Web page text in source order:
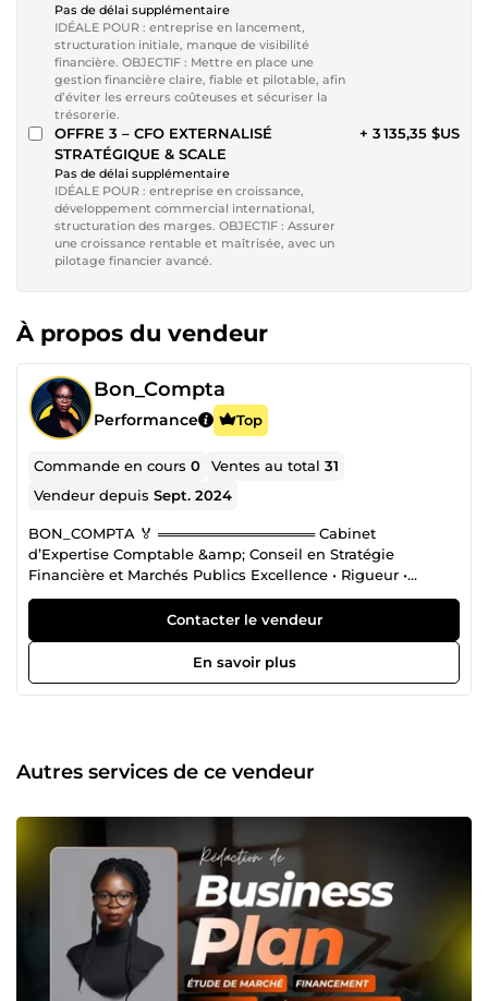
Pas de délai supplémentaire
IDÉALE POUR : entreprise en lancement,
structuration initiale, manque de visibilité
financière. OBJECTIF : Mettre en place une
gestion financière claire, fiable et pilotable, afin
d’éviter les erreurs coûteuses et sécuriser la
trésorerie.
OFFRE 3 – CFO EXTERNALISÉ
STRATÉGIQUE & SCALE
Pas de délai supplémentaire
IDÉALE POUR : entreprise en croissance,
développement commercial international,
structuration des marges. OBJECTIF : Assurer
une croissance rentable et maîtrisée, avec un
pilotage financier avancé.
+ 3 135,35 $US
À propos du vendeur
Bon_Compta
Performance Top
Commande en cours0 Ventes au total31
Vendeur depuisSept. 2024
BON_COMPTA 🏅 ════════════════ Cabinet
d’Expertise Comptable &amp; Conseil en Stratégie
Financière et Marchés Publics Excellence • Rigueur •
Performance BON_COMPTA est un Cabinet d’Expertise
Comptable &amp; Conseil en Stratégie Financière et
Marchés Publics dédié aux entrepreneurs ambitieux,
startups, PME et dirigeants exigeants. Nous intervenons à
l’intersection de la performance financière, de la
claire : Structurer votre entreprise avec précision, optimiser
votre rentabilité et sécuriser votre développement. 🏛️
&amp; Gestion Fiscale 🥈 Stratégie Financière &amp;
Structuration d’Entreprise 🥉 Expertise en marché public/
Appel d'offre Cette complémentarité nous permet
d’accompagner nos clients de la création d’entreprise
jusqu’à la consolidation financière, en passant par la
recherche de financement et l’accès aux marchés publics.
Expertise Comptable &amp; Gestion Financière ━━━━━ En
tant que cabinet comptable, nous assurons une gestion
Contacter le vendeur
En savoir plus
Autres services de ce vendeur